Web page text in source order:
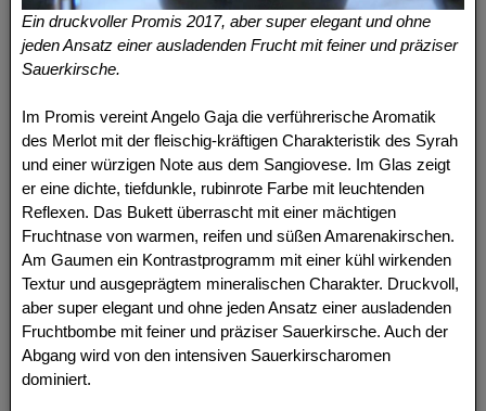
Ein druckvoller Promis 2017, aber super elegant und ohne
jeden Ansatz einer ausladenden Frucht mit feiner und präziser
Sauerkirsche.
Im Promis vereint Angelo Gaja die verführerische Aromatik
des Merlot mit der fleischig-kräftigen Charakteristik des Syrah
und einer würzigen Note aus dem Sangiovese. Im Glas zeigt
er eine dichte, tiefdunkle, rubinrote Farbe mit leuchtenden
Reflexen. Das Bukett überrascht mit einer mächtigen
Fruchtnase von warmen, reifen und süßen Amarenakirschen.
Am Gaumen ein Kontrastprogramm mit einer kühl wirkenden
Textur und ausgeprägtem mineralischen Charakter. Druckvoll,
aber super elegant und ohne jeden Ansatz einer ausladenden
Fruchtbombe mit feiner und präziser Sauerkirsche. Auch der
Abgang wird von den intensiven Sauerkirscharomen
dominiert.